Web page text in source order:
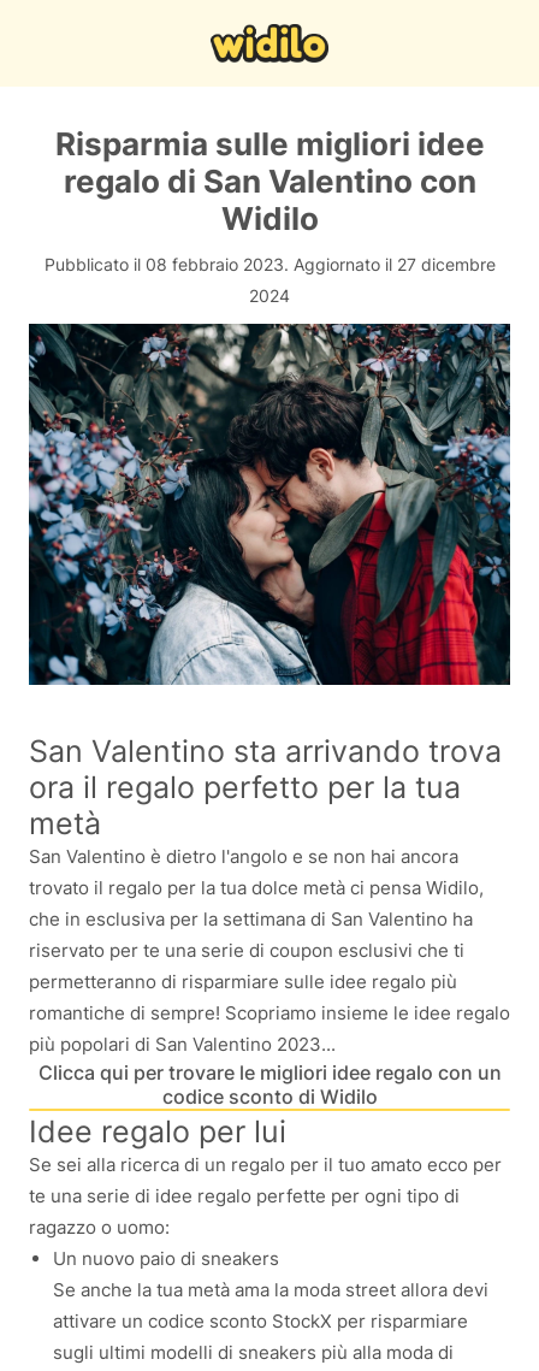
Risparmia sulle migliori idee
regalo di San Valentino con
Widilo
Pubblicato il 08 febbraio 2023. Aggiornato il 27 dicembre
2024
San Valentino sta arrivando trova
ora il regalo perfetto per la tua
metà
San Valentino è dietro l'angolo e se non hai ancora
trovato il regalo per la tua dolce metà ci pensa Widilo,
che in esclusiva per la settimana di San Valentino ha
riservato per te una serie di coupon esclusivi che ti
permetteranno di risparmiare sulle idee regalo più
romantiche di sempre! Scopriamo insieme le idee regalo
più popolari di San Valentino 2023...
Clicca qui per trovare le migliori idee regalo con un
codice sconto di Widilo
Idee regalo per lui
Se sei alla ricerca di un regalo per il tuo amato ecco per
te una serie di idee regalo perfette per ogni tipo di
ragazzo o uomo:
Un nuovo paio di sneakers
Se anche la tua metà ama la moda street allora devi
attivare un codice sconto StockX per risparmiare
sugli ultimi modelli di sneakers più alla moda di